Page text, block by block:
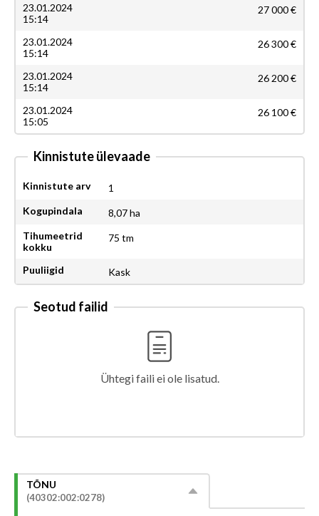
23.01.2024
15:14
27 000 €
23.01.2024
15:14
26 300 €
23.01.2024
15:14
26 200 €
23.01.2024
15:05
26 100 €
Kinnistute ülevaade
Kinnistute arv
1
Kogupindala
8,07 ha
Tihumeetrid
kokku
75 tm
Puuliigid Kask
Seotud failid
Ühtegi faili ei ole lisatud.
TÕNU
(40302:002:0278)